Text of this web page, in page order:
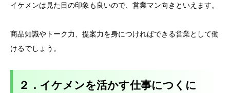
イケメンは見た目の印象も良いので、営業マン向きといえます。
商品知識やトーク力、提案力を身につければできる営業として働
けるでしょう。
２．イケメンを活かす仕事につくに